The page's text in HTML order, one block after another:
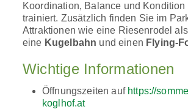
Koordination, Balance und Kondition
trainiert. Zusätzlich finden Sie im
Attraktionen wie eine Riesenrodel als
eine Kugelbahn und einen Flying-
Wichtige Informationen
Öffnungszeiten auf https://
koglhof.at